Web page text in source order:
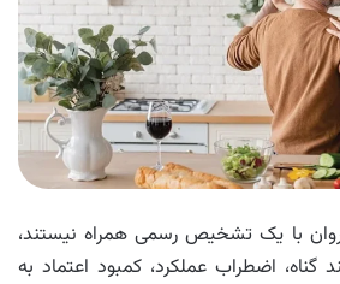
با یک تشخیص رسمی همراه نیستند،
گناه، اضطراب عملکرد، کمبود اعتماد به